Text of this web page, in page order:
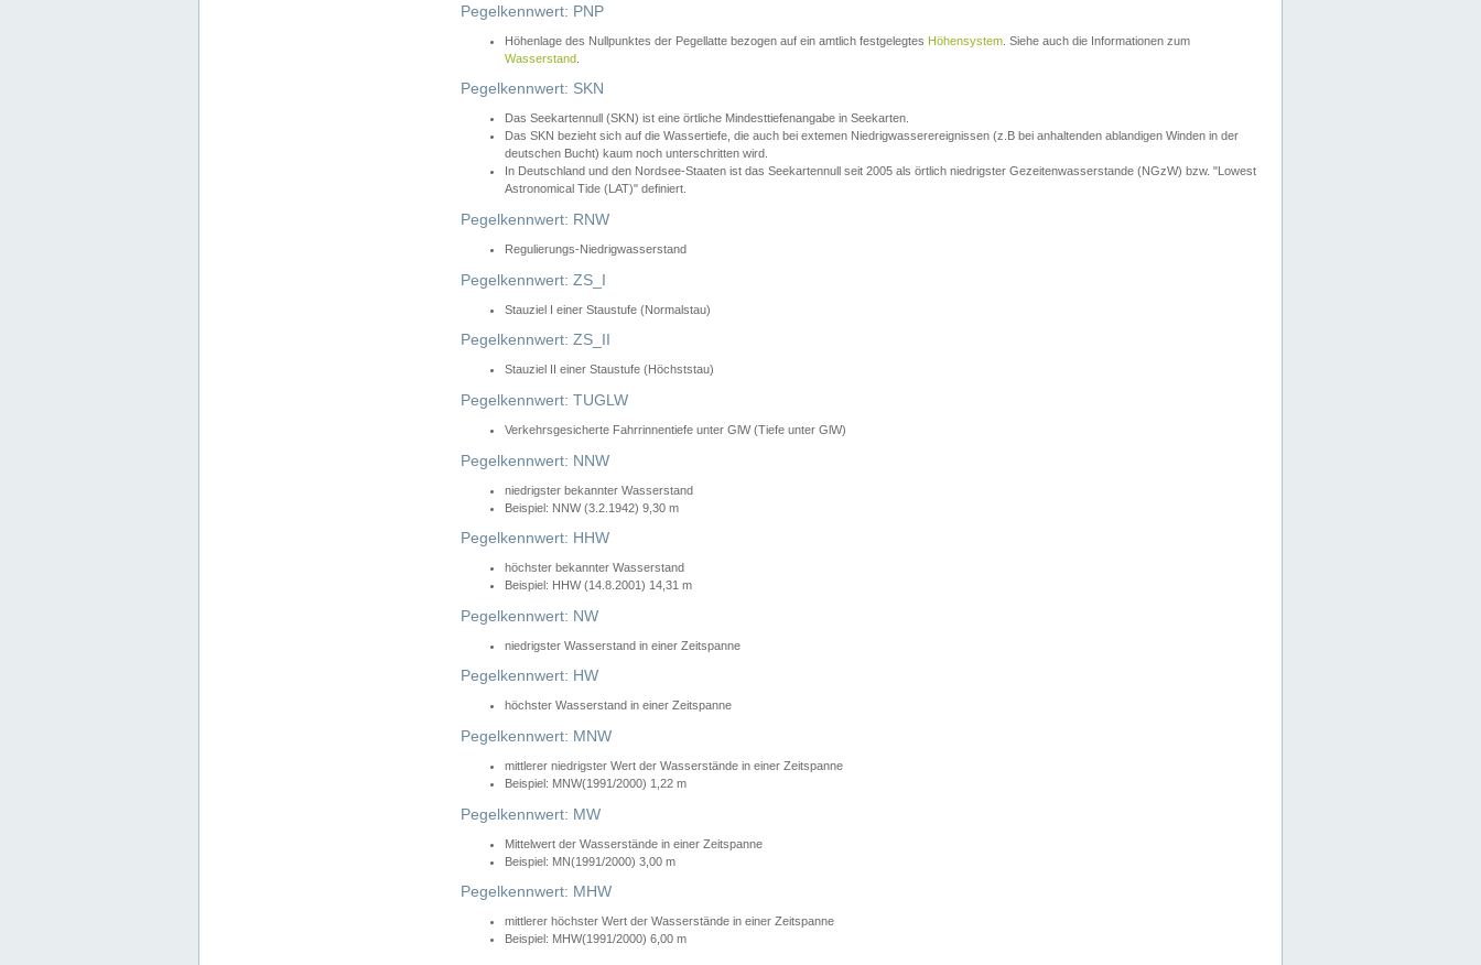
Pegelkennwert: PNP
Höhenlage des Nullpunktes der Pegellatte bezogen auf ein amtlich festgelegtes Höhensystem . Siehe auch die Informationen zum
Wasserstand
Pegelkennwert: SKN
Das Seekartennull (SKN) ist eine örtliche Mindesttiefenangabe in Seekarten.
Das SKN bezieht sich auf die Wassertiefe, die auch bei extemen Niedrigwasserereignissen (z.B bei anhaltenden ablandigen Winden in der
deutschen Bucht) kaum noch unterschritten wird.
In Deutschland und den Nordsee-Staaten ist das Seekartennull seit 2005 als örtlich niedrigster Gezeitenwasserstande (NGzW) bzw. "Lowest
Astronomical Tide (LAT)" definiert.
Pegelkennwert: RNW
Regulierungs-Niedrigwasserstand
Pegelkennwert: ZS_I
Stauziel I einer Staustufe (Normalstau)
Pegelkennwert: ZS_II
Stauziel II einer Staustufe (Höchststau)
Pegelkennwert: TUGLW
Verkehrsgesicherte Fahrrinnentiefe unter GlW (Tiefe unter GlW)
Pegelkennwert: NNW
niedrigster bekannter Wasserstand
Beispiel: NNW (3.2.1942) 9,30 m
Pegelkennwert: HHW
höchster bekannter Wasserstand
Beispiel: HHW (14.8.2001) 14,31 m
Pegelkennwert: NW
niedrigster Wasserstand in einer Zeitspanne
Pegelkennwert: HW
höchster Wasserstand in einer Zeitspanne
Pegelkennwert: MNW
mittlerer niedrigster Wert der Wasserstände in einer Zeitspanne
Beispiel: MNW(1991/2000) 1,22 m
Pegelkennwert: MW
Mittelwert der Wasserstände in einer Zeitspanne
Beispiel: MN(1991/2000) 3,00 m
Pegelkennwert: MHW
mittlerer höchster Wert der Wasserstände in einer Zeitspanne
Beispiel: MHW(1991/2000) 6,00 m